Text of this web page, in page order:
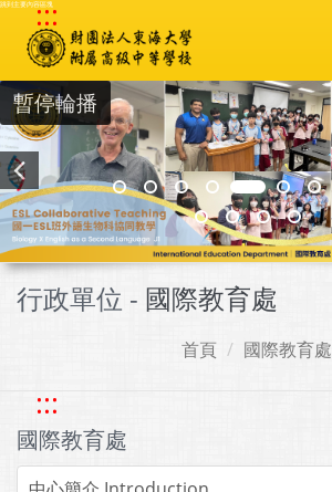
跳到主要內容區塊
:::
暫停輪播
行政單位 - 國際教育處
首頁 國際教育處
:::
國際教育處